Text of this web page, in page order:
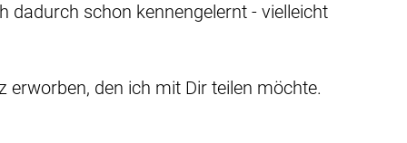
dadurch schon kennengelernt - vielleicht
den ich mit Dir teilen möchte.